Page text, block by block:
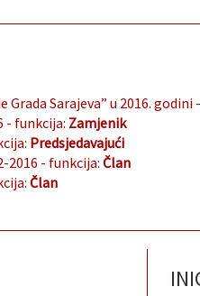
Sarajeva” u 2016. godini-
- funkcija: Zamjenik
Predsjedavajući
2016 - funkcija: Član
Član